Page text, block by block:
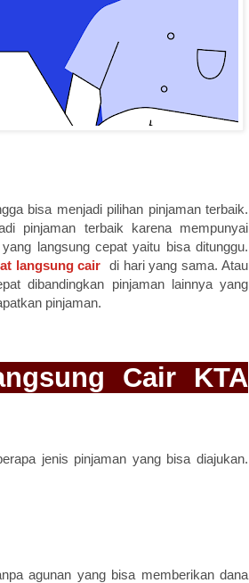
bisa menjadi pilihan pinjaman terbaik.
pinjaman terbaik karena mempunyai
langsung cepat yaitu bisa ditunggu.
langsung cair di hari yang sama. Atau
dibandingkan pinjaman lainnya yang
pinjaman.
Cair KTA
jenis pinjaman yang bisa diajukan.
agunan yang bisa memberikan dana